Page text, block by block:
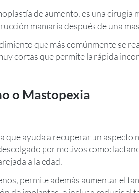
de aumento, es una cirugía
mamaria después de una
que más comúnmente se
cortas que permite la rápida
o Mastopexia
que ayuda a recuperar un aspecto
por motivos como:
a la edad.
permite además aumentar el